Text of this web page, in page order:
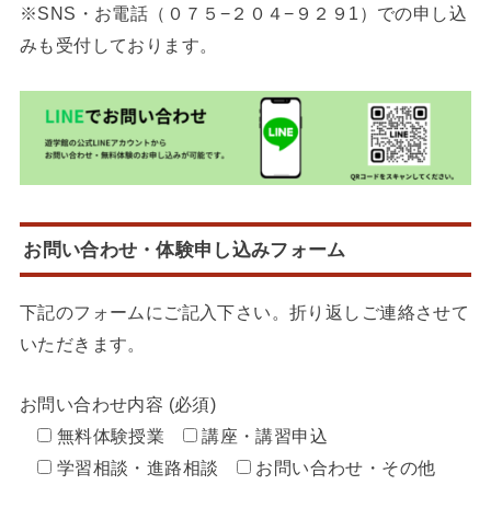
※SNS・お電話（０７５−２０４−９２９1）での申し込
みも受付しております。
お問い合わせ・体験申し込みフォーム
下記のフォームにご記入下さい。折り返しご連絡させて
いただきます。
お問い合わせ内容 (必須)
無料体験授業
講座・講習申込
学習相談・進路相談
お問い合わせ・その他